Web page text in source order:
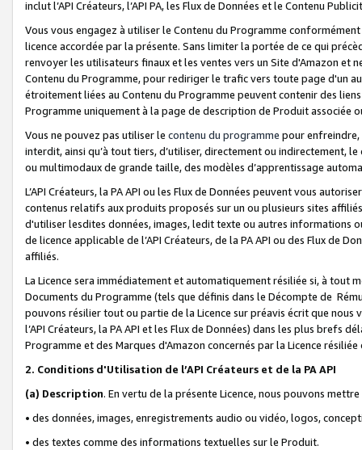
inclut l’API Créateurs, l’API PA, les Flux de Données et le Contenu
Vous vous engagez à utiliser le Contenu du Programme
licence accordée par la présente. Sans limiter la portée de ce qui
renvoyer les utilisateurs finaux et les ventes vers un Site d'Amazon et
Contenu du Programme, pour rediriger le trafic vers toute page d'un
étroitement liées au Contenu du Programme peuvent contenir des
Programme uniquement à la page de description de Produit associée
Vous ne pouvez pas utiliser le contenu du programme pour
interdit, ainsi qu’à tout tiers, d’utiliser, directement ou indirectement,
ou multimodaux de grande taille, des modèles d’apprentissage
L’API Créateurs, la PA API ou les Flux de Données peuvent vous
contenus relatifs aux produits proposés sur un ou plusieurs sites
d'utiliser lesdites données, images, ledit texte ou autres informations
de licence applicable de l’API Créateurs, de la PA API ou des Flux de
affiliés.
La Licence sera immédiatement et automatiquement résiliée si, à
Documents du Programme (tels que définis dans le Décompte de
pouvons résilier tout ou partie de la Licence sur préavis écrit que
l’API Créateurs, la PA API et les Flux de Données) dans les plus
Programme et des Marques d'Amazon concernés par la Licence
2. Conditions d'Utilisation de l’API Créateurs et de la PA API
(a) Description. En vertu de la présente Licence, nous pouvons
• des données, images, enregistrements audio ou vidéo, logos,
• des textes comme des informations textuelles sur le Produit.